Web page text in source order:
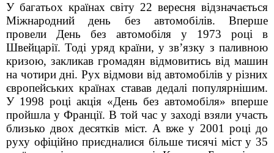
У багатьох країнах світу 22 вересня відзначається
Міжнародний день без автомобілів. Вперше
провели День без автомобіля у 1973 році в
Швейцарії. Тоді уряд країни, у зв’язку з паливною
кризою, закликав громадян відмовитись від машин
на чотири дні. Рух відмови від автомобілів у різних
європейських країнах ставав дедалі популярнішим.
У 1998 році акція «День без автомобіля» вперше
пройшла у Франції. В той час у заході взяли участь
близько двох десятків міст. А вже у 2001 році до
руху офіційно приєдналися більше тисячі міст у 35